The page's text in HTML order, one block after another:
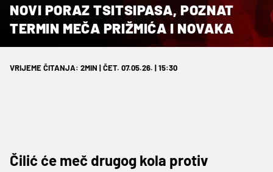
NOVI PORAZ TSITSIPASA, POZNAT
TERMIN MEČA PRIŽMIĆA I NOVAKA
VRIJEME ČITANJA: 2MIN | ČET. 07.05.26. | 15:30
Čilić će meč drugog kola protiv